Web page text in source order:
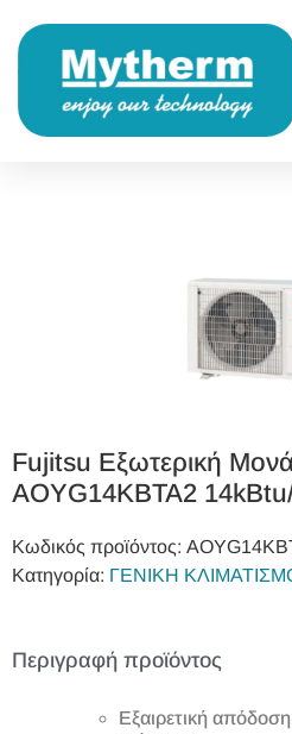
Fujitsu Εξωτερική
AOYG14KBTA2
Κωδικός προϊόντος:
Κατηγορία: ΓΕΝΙΚΗ
Περιγραφή προϊόντος
Εξαιρετική